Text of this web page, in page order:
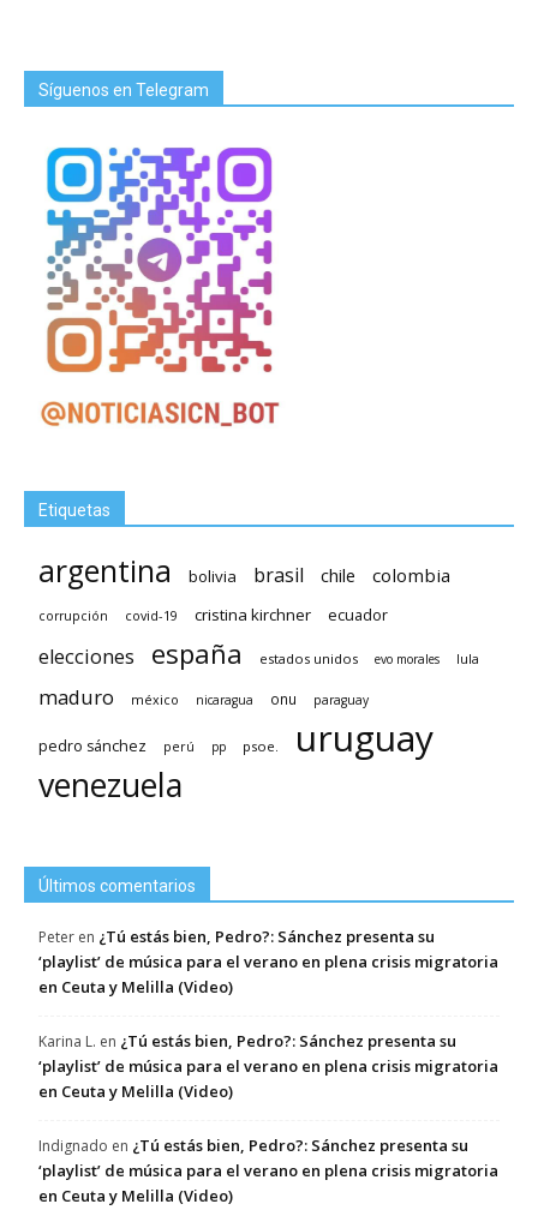
Síguenos en Telegram
Etiquetas
argentina bolivia brasil chile colombia
corrupción covid-19 cristina kirchner ecuador
elecciones españa estados unidos evo morales lula
maduro méxico nicaragua onu paraguay
pedro sánchez perú pp psoe. uruguay
venezuela
Últimos comentarios
Peter en ¿Tú estás bien, Pedro?: Sánchez presenta su
‘playlist’ de música para el verano en plena crisis migratoria
en Ceuta y Melilla (Video)
Karina L. en ¿Tú estás bien, Pedro?: Sánchez presenta su
‘playlist’ de música para el verano en plena crisis migratoria
en Ceuta y Melilla (Video)
Indignado en ¿Tú estás bien, Pedro?: Sánchez presenta su
‘playlist’ de música para el verano en plena crisis migratoria
en Ceuta y Melilla (Video)